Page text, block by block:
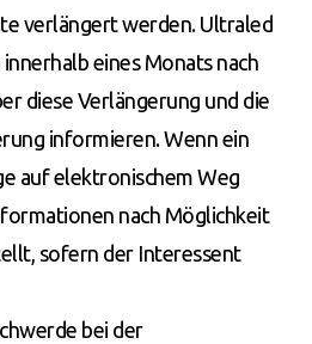
verlängert werden. Ultraled
eines Monats nach
diese Verlängerung und die
informieren. Wenn ein
auf elektronischem Weg
nach Möglichkeit
sofern der Interessent
bei der